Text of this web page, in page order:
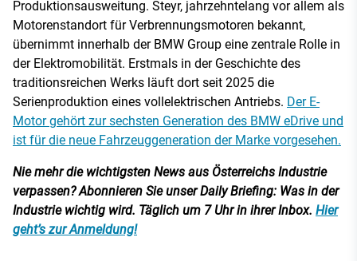
Produktionsausweitung. Steyr, jahrzehntelang vor allem als
Motorenstandort für Verbrennungsmotoren bekannt,
übernimmt innerhalb der BMW Group eine zentrale Rolle in
der Elektromobilität. Erstmals in der Geschichte des
traditionsreichen Werks läuft dort seit 2025 die
Serienproduktion eines vollelektrischen Antriebs. Der E-
Motor gehört zur sechsten Generation des BMW eDrive und
ist für die neue Fahrzeuggeneration der Marke vorgesehen.
Nie mehr die wichtigsten News aus Österreichs Industrie
verpassen? Abonnieren Sie unser Daily Briefing: Was in der
Industrie wichtig wird. Täglich um 7 Uhr in ihrer Inbox. Hier
geht’s zur Anmeldung!